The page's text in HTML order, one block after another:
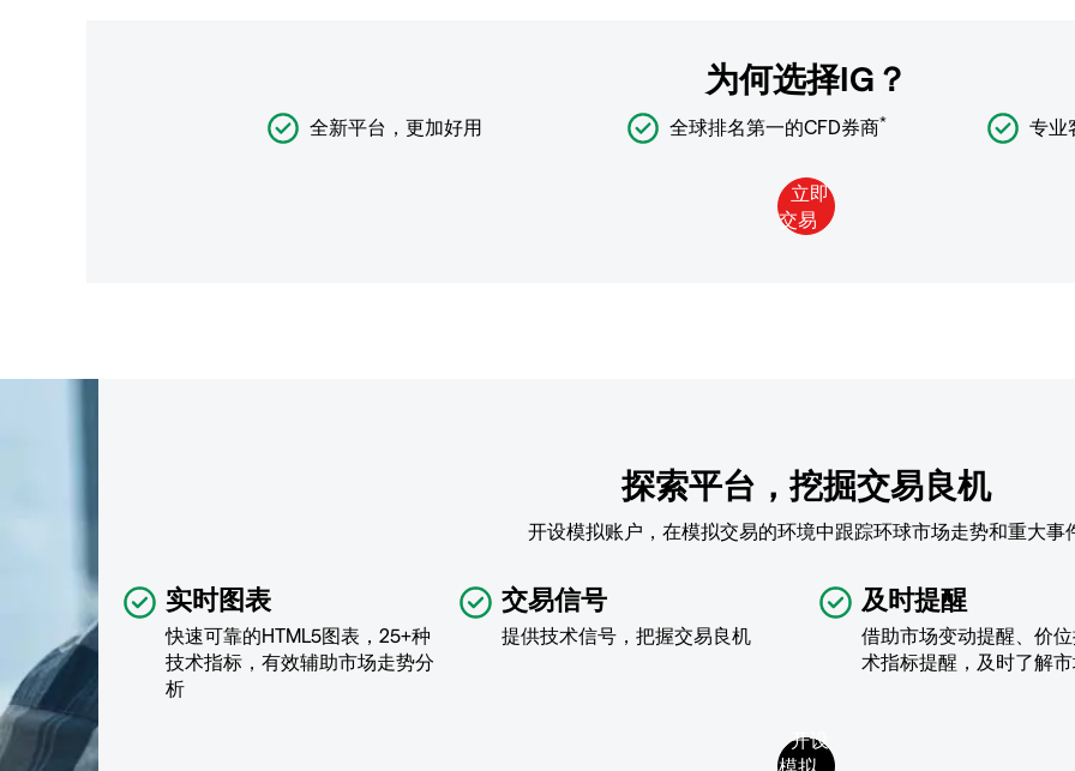
为何选择IG？
全新平台，更加好用 全球排名第一的CFD券商* 专业
探索平台，挖掘交易良机
开设模拟账户，在模拟交易的环境中跟踪环球市场走势和重大事
实时图表
快速可靠的HTML5图表，25+种
技术指标，有效辅助市场走势分
析
交易信号
提供技术信号，把握交易良机
及时提醒
借助市场变动提醒、价
术指标提醒，及时了解